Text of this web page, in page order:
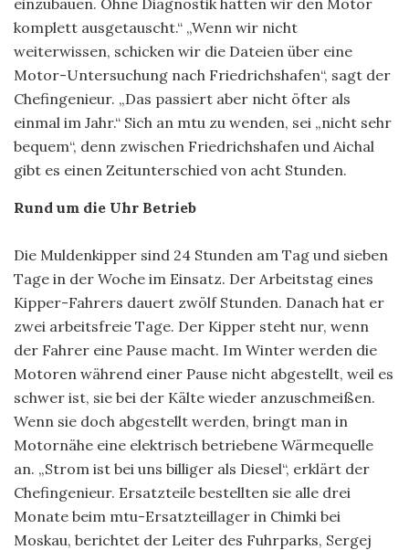
komplett ausgetauscht.“ „Wenn wir nicht
weiterwissen, schicken wir die Dateien über eine
Motor-Untersuchung nach Friedrichshafen“, sagt der
Chefingenieur. „Das passiert aber nicht öfter als
einmal im Jahr.“ Sich an mtu zu wenden, sei „nicht sehr
bequem“, denn zwischen Friedrichshafen und Aichal
gibt es einen Zeitunterschied von acht Stunden.
Rund um die Uhr Betrieb
Die Muldenkipper sind 24 Stunden am Tag und sieben
Tage in der Woche im Einsatz. Der Arbeitstag eines
Kipper-Fahrers dauert zwölf Stunden. Danach hat er
zwei arbeitsfreie Tage. Der Kipper steht nur, wenn
der Fahrer eine Pause macht. Im Winter werden die
Motoren während einer Pause nicht abgestellt, weil es
schwer ist, sie bei der Kälte wieder anzuschmeißen.
Wenn sie doch abgestellt werden, bringt man in
Motornähe eine elektrisch betriebene Wärmequelle
an. „Strom ist bei uns billiger als Diesel“, erklärt der
Chefingenieur. Ersatzteile bestellten sie alle drei
Monate beim mtu-Ersatzteillager in Chimki bei
Moskau, berichtet der Leiter des Fuhrparks, Sergej